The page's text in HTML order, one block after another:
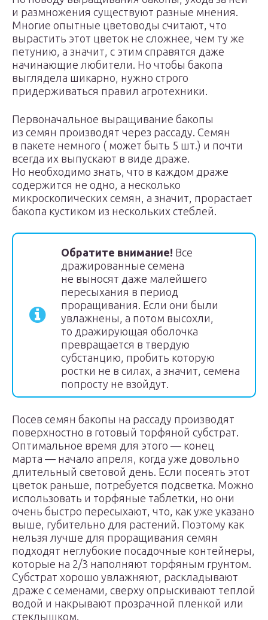
и размножения существуют разные мнения.
Многие опытные цветоводы считают, что
вырастить этот цветок не сложнее, чем ту же
петунию, а значит, с этим справятся даже
начинающие любители. Но чтобы бакопа
выглядела шикарно, нужно строго
придерживаться правил агротехники.
Первоначальное выращивание бакопы
из семян производят через рассаду. Семян
в пакете немного ( может быть 5 шт.) и почти
всегда их выпускают в виде драже.
Но необходимо знать, что в каждом драже
содержится не одно, а несколько
микроскопических семян, а значит, прорастает
бакопа кустиком из нескольких стеблей.
Обратите внимание! Все
дражированные семена
не выносят даже малейшего
пересыхания в период
проращивания. Если они были
увлажнены, а потом высохли,
то дражирующая оболочка
превращается в твердую
субстанцию, пробить которую
ростки не в силах, а значит, семена
попросту не взойдут.
Посев семян бакопы на рассаду производят
поверхностно в готовый торфяной субстрат.
Оптимальное время для этого — конец
марта — начало апреля, когда уже довольно
длительный световой день. Если посеять этот
цветок раньше, потребуется подсветка. Можно
использовать и торфяные таблетки, но они
очень быстро пересыхают, что, как уже указано
выше, губительно для растений. Поэтому как
нельзя лучше для проращивания семян
подходят неглубокие посадочные контейнеры,
которые на 2/3 наполняют торфяным грунтом.
Субстрат хорошо увлажняют, раскладывают
драже с семенами, сверху опрыскивают теплой
водой и накрывают прозрачной пленкой или
стеклышком.